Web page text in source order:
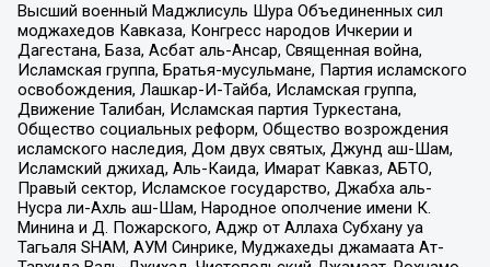
Высший военный Маджлисуль Шура Объединенных сил
моджахедов Кавказа, Конгресс народов Ичкерии и
Дагестана, База, Асбат аль-Ансар, Священная война,
Исламская группа, Братья-мусульмане, Партия исламского
освобождения, Лашкар-И-Тайба, Исламская группа,
Движение Талибан, Исламская партия Туркестана,
Общество социальных реформ, Общество возрождения
исламского наследия, Дом двух святых, Джунд аш-Шам,
Исламский джихад, Аль-Каида, Имарат Кавказ, АБТО,
Правый сектор, Исламское государство, Джабха аль-
Нусра ли-Ахль аш-Шам, Народное ополчение имени К.
Минина и Д. Пожарского, Аджр от Аллаха Субхану уа
Тагьаля SHAM, АУМ Синрике, Муджахеды джамаата Ат-